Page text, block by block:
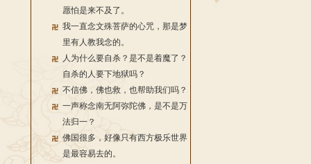
愿怕是来不及了。
我一直念文殊菩萨的心咒，那是梦
里有人教我念的。
人为什么要自杀？是不是着魔了？
自杀的人要下地狱吗？
不信佛，佛也救，也帮助我们吗？
一声称念南无阿弥陀佛，是不是万
法归一？
佛国很多，好像只有西方极乐世界
是最容易去的。